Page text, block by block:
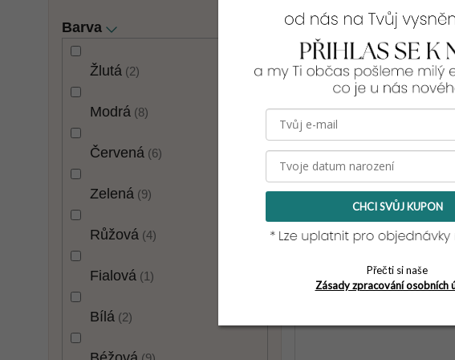
Barva
Žlutá 2
Modrá 8
Červená 6
Zelená 9
Růžová 4
Fialová 1
Bílá 2
[G_1709]
1 398 Kč
46 48 50
CHCI SVŮJ KUPON
Přečti si naše
Zásady zpracování osobních